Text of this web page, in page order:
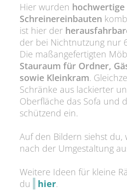
Hier wurden
Schreinereinbauten
ist hier der
der bei Nichtnutzung nur
Die maßangefertigten
Stauraum für Ordner,
sowie Kleinkram.
Schränke aus lackierter
Oberfläche das Sofa und
schützend ein.
Auf den Bildern siehst du,
nach der Umgestaltung
Weitere Ideen für kleine
du
hier.